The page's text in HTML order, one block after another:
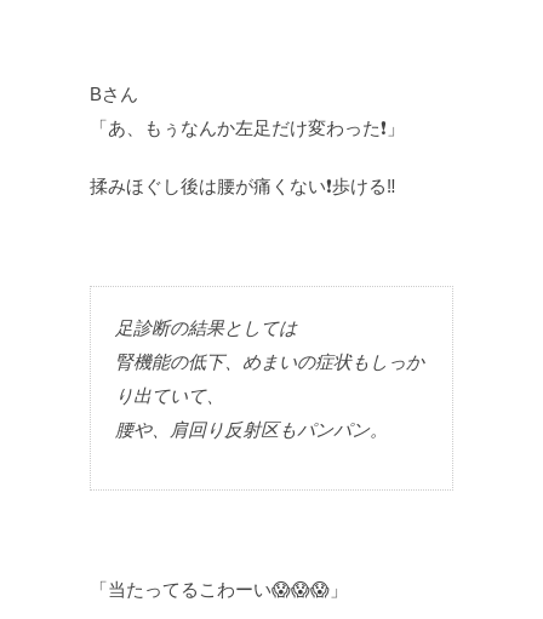
Bさん
「あ、もぅなんか左足だけ変わった❗」
揉みほぐし後は腰が痛くない❗歩ける‼️
足診断の結果としては
腎機能の低下、めまいの症状もしっか
り出ていて、
腰や、肩回り反射区もパンパン。
「当たってるこわーい😱😱😱」